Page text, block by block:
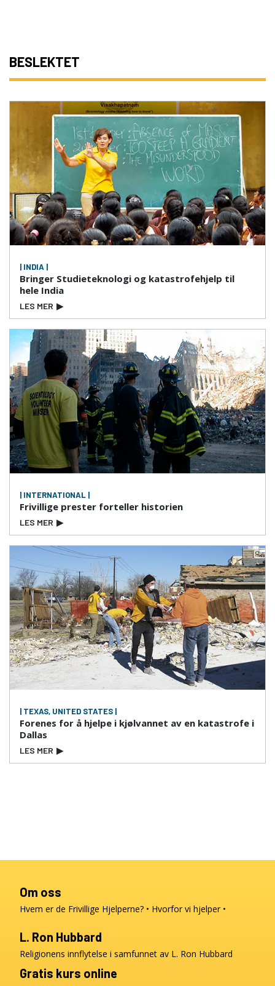
BESLEKTET
| INDIA |
Bringer Studieteknologi og katastrofehjelp til
hele India
LES MER ▶
| INTERNATIONAL |
Frivillige prester forteller historien
LES MER ▶
| TEXAS, UNITED STATES |
Forenes for å hjelpe i kjølvannet av en katastrofe i
Dallas
LES MER ▶
Om oss
Hvem er de Frivillige Hjelperne? Hvorfor vi hjelper
L. Ron Hubbard
Religionens innflytelse i samfunnet av L. Ron Hubbard
Gratis kurs online